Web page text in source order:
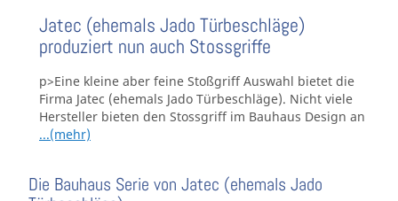
Jatec (ehemals Jado Türbeschläge)
produziert nun auch Stossgriffe
p>Eine kleine aber feine Stoßgriff Auswahl bietet die
Firma Jatec (ehemals Jado Türbeschläge). Nicht viele
Hersteller bieten den Stossgriff im Bauhaus Design an
...(mehr)
Die Bauhaus Serie von Jatec (ehemals Jado